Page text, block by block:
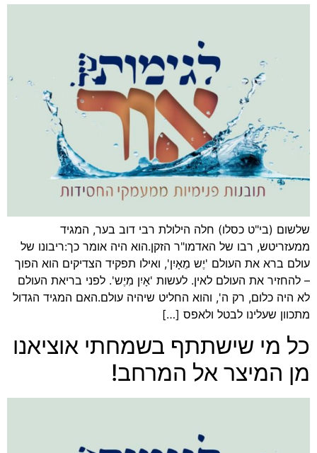
שלשום (בי"ט כסלו) חלה הילולת רבי דוב בער, המגיד
ממעזריטש, רבו של האדמו"ר הזקן.הוא היה אומר כך:ריבונו של
עולם ברא את העולם 'יֶש מֵאָיִן', ואילו תפקיד הצדיקים הוא הפוך
– להחזיר את העולם לאין. לעשות 'אָיִן מִיֶש'. לפני בריאת העולם
לא היה כלום, רק ה', והוא החליט שיהיה עולם.האם המגיד הגדול
מתכוון שעלינו לבטל ולאפס […]
כל מי שישתתף בשמחתי אוציאנו
מן המיצר אל המרחב!